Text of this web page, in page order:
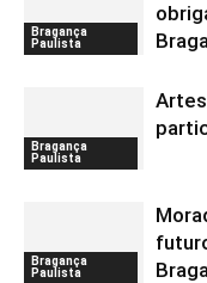
Bragança
Paulista
Bragança
Paulista
Bragança
Paulista